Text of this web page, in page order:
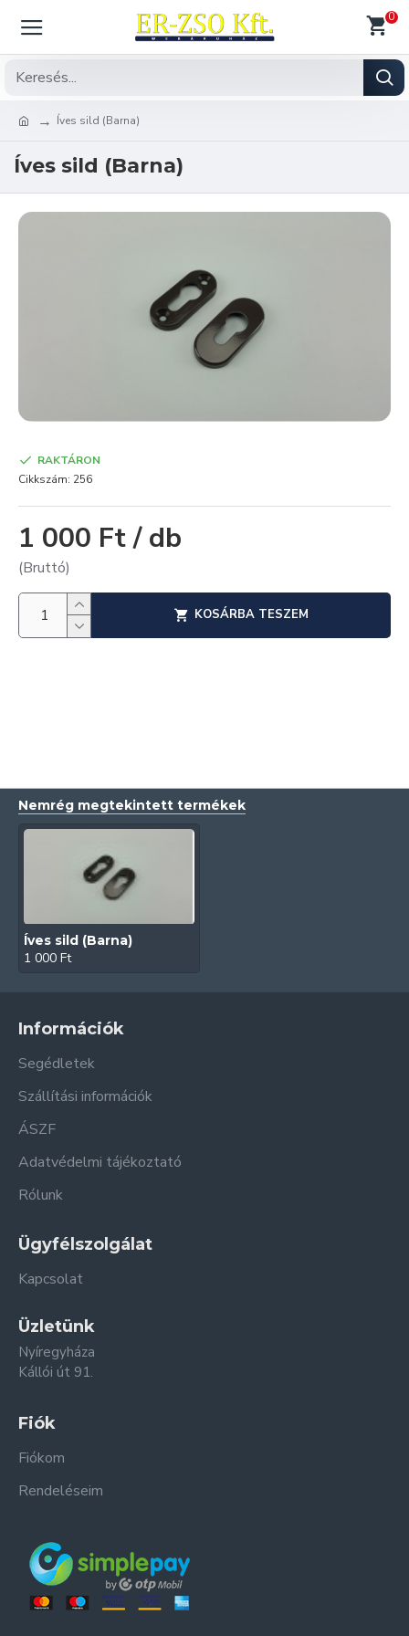
0
Íves sild (Barna)
Íves sild (Barna)
1 000 Ft / db
(Bruttó)
RAKTÁRON
Cikkszám: 256
KOSÁRBA TESZEM
Nemrég megtekintett termékek
Íves sild (Barna)
1 000 Ft
Információk
Segédletek
Szállítási információk
ÁSZF
Adatvédelmi tájékoztató
Rólunk
Ügyfélszolgálat
Kapcsolat
Üzletünk
Nyíregyháza
Kállói út 91.
Fiók
Fiókom
Rendeléseim